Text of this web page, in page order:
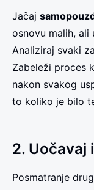
Jačaj
osnovu malih, ali
Analiziraj svaki
Zabeleži proces
nakon svakog
to koliko je bilo
2. Uočavaj
Posmatranje